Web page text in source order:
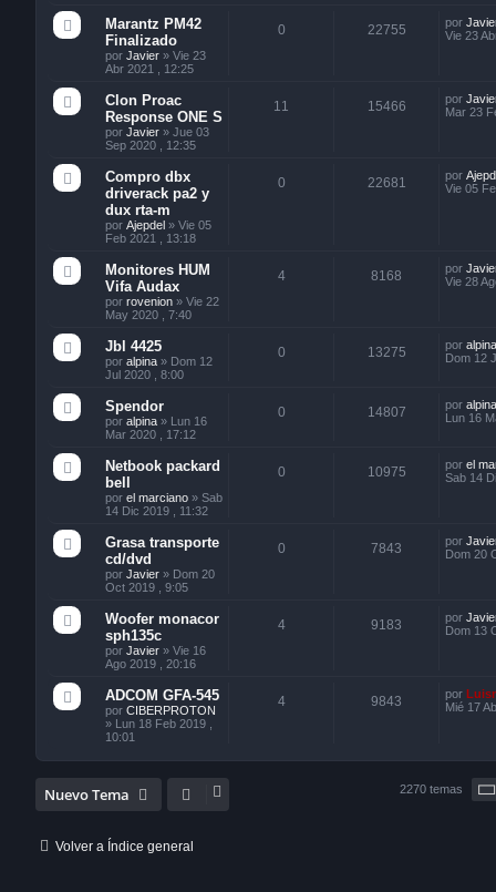
Marantz PM42
Finalizado
por Javier » Vie 23
Abr 2021 , 12:25
0 22755 por
Vie 23
Clon Proac
Response ONE S
por Javier » Jue 03
Sep 2020 , 12:35
11 15466 por
Mar 23
Compro dbx
driverack pa2 y
dux rta-m
por Ajepdel » Vie 05
Feb 2021 , 13:18
0 22681 por
Vie 05
Monitores HUM
Vifa Audax
por rovenion » Vie 22
May 2020 , 7:40
4 8168 por
Vie 28
Jbl 4425
por alpina » Dom 12
Jul 2020 , 8:00
0 13275 por alpina
Dom 12
Spendor
por alpina » Lun 16
Mar 2020 , 17:12
0 14807 por alpina
Lun 16
Netbook packard
bell
por el marciano » Sab
14 Dic 2019 , 11:32
0 10975 por el
Sab 14
Grasa transporte
cd/dvd
por Javier » Dom 20
Oct 2019 , 9:05
0 7843 por
Dom 20
Woofer monacor
sph135c
por Javier » Vie 16
Ago 2019 , 20:16
4 9183 por
Dom 13
ADCOM GFA-545
por CIBERPROTON
» Lun 18 Feb 2019 ,
10:01
4 9843 por
Mié 17
Nuevo Tema 2270 temas
Volver a Índice general